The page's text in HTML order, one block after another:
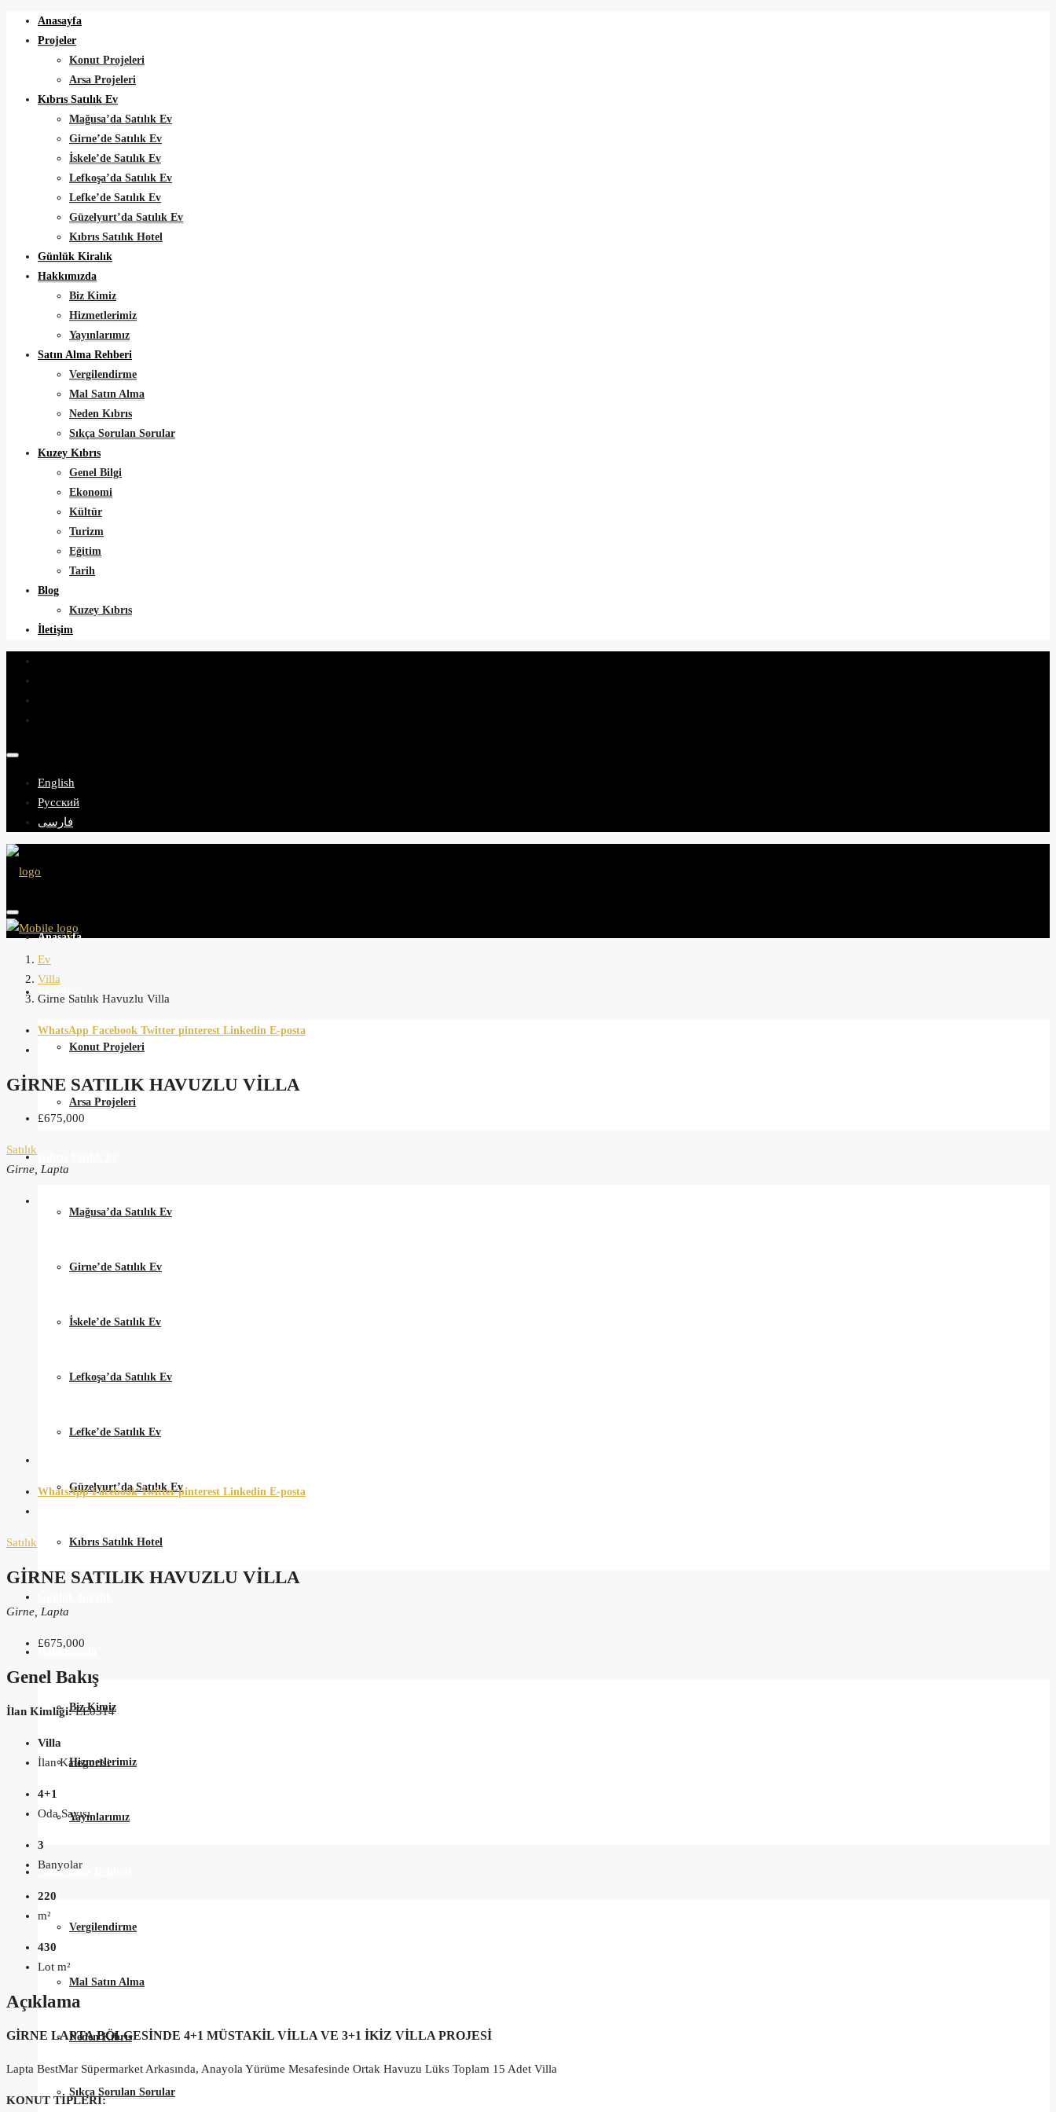
Anasayfa
Projeler
Konut Projeleri
Arsa Projeleri
Kıbrıs Satılık Ev
Mağusa’da Satılık Ev
Girne’de Satılık Ev
İskele’de Satılık Ev
Lefkoşa’da Satılık Ev
Lefke’de Satılık Ev
Güzelyurt’da Satılık Ev
Kıbrıs Satılık Hotel
Günlük Kiralık
Hakkımızda
Biz Kimiz
Hizmetlerimiz
Yayınlarımız
Satın Alma Rehberi
Vergilendirme
Mal Satın Alma
Neden Kıbrıs
Sıkça Sorulan Sorular
Kuzey Kıbrıs
Genel Bilgi
Ekonomi
Kültür
Turizm
Eğitim
Tarih
Blog
Kuzey Kıbrıs
İletişim
English
Русский
فارسی
Anasayfa
Projeler
Konut Projeleri
Arsa Projeleri
Mağusa’da Satılık Ev
Girne’de Satılık Ev
İskele’de Satılık Ev
Lefkoşa’da Satılık Ev
Lefke’de Satılık Ev
Güzelyurt’da Satılık Ev
Kıbrıs Satılık Hotel
Hakkımızda
Biz Kimiz
Hizmetlerimiz
Yayınlarımız
Satın Alma Rehberi
Vergilendirme
Mal Satın Alma
Neden Kıbrıs
Sıkça Sorulan Sorular
Ev
Villa
Girne Satılık Havuzlu Villa
WhatsApp Facebook Twitter pinterest Linkedin E-posta
GIRNE SATILIK HAVUZLU VILLA
£675,000
Satılık
Girne, Lapta
WhatsApp FacebookTwitterpinterest Linkedin E-posta
Satılık
GIRNE SATILIK HAVUZLU VILLA
Girne, Lapta
£675,000
Genel Bakış
İlan Kimliği:EE0314
Villa
İlan Kategorisi
4+1
Oda Sayısı
3
Banyolar
220
m²
430
Lot m²
Açıklama
GİRNE LAPTA BÖLGESİNDE 4+1 MÜSTAKİL VİLLA VE 3+1 İKİZ VİLLA PROJESİ
Lapta BestMar Süpermarket Arkasında, Anayola Yürüme Mesafesinde Ortak Havuzu Lüks Toplam 15 Adet Villa
KONUT TİPLERİ: